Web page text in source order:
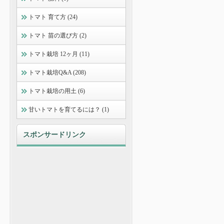
トマト 育て方 (24)
トマト 苗の選び方 (2)
トマト栽培 12ヶ月 (11)
トマト栽培Q&A (208)
トマト栽培の用土 (6)
甘いトマトを育てるには？ (1)
スポンサードリンク